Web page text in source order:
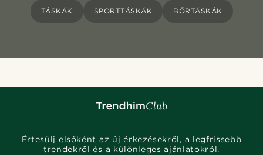
TÁSKÁK SPORTTÁSKÁK BŐRTÁSKÁK
Értesülj elsőként az új érkezésekről, a legfrissebb
trendekről és a különleges ajánlatokról.